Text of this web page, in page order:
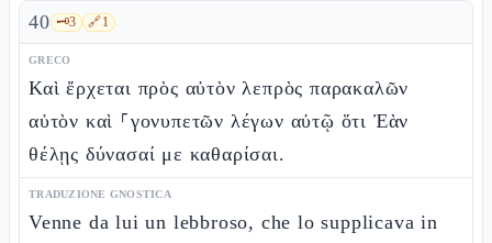
40 🗝️3 🔗1
GRECO
Καὶ ἔρχεται πρὸς αὐτὸν λεπρὸς παρακαλῶν
αὐτὸν καὶ ⸀γονυπετῶν λέγων αὐτῷ ὅτι Ἐὰν
θέλῃς δύνασαί με καθαρίσαι.
TRADUZIONE GNOSTICA
Venne da lui un lebbroso, che lo supplicava in